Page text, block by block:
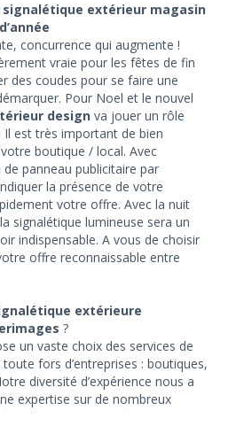
extérieur magasin
concurrence qui augmente !
vraie pour les fêtes de fin
des coudes pour se faire une
Pour Noel et le nouvel
design va jouer un rôle
est très important de bien
boutique / local. Avec
de panneau publicitaire par
la présence de votre
votre offre. Avec la nuit
signalétique lumineuse sera un
indispensable. A vous de choisir
offre reconnaissable entre
extérieure
?
un vaste choix des services de
fors d’entreprises : boutiques,
diversité d’expérience nous a
expertise sur de nombreux